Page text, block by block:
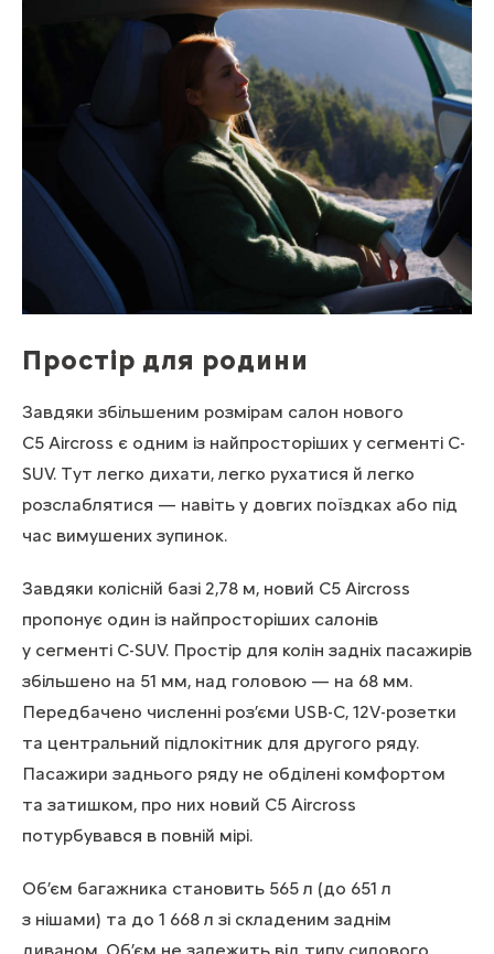
Простір для родини
Завдяки збільшеним розмірам салон нового
C5 Aircross є одним із найпросторіших у сегменті C-
SUV. Тут легко дихати, легко рухатися й легко
розслаблятися — навіть у довгих поїздках або під
час вимушених зупинок.
Завдяки колісній базі 2,78 м, новий C5 Aircross
пропонує один із найпросторіших салонів
у сегменті C-SUV. Простір для колін задніх пасажирів
збільшено на 51 мм, над головою — на 68 мм.
Передбачено численні роз’єми USB-C, 12V-розетки
та центральний підлокітник для другого ряду.
Пасажири заднього ряду не обділені комфортом
та затишком, про них новий C5 Aircross
потурбувався в повній мірі.
Об’єм багажника становить 565 л (до 651 л
з нішами) та до 1 668 л зі складеним заднім